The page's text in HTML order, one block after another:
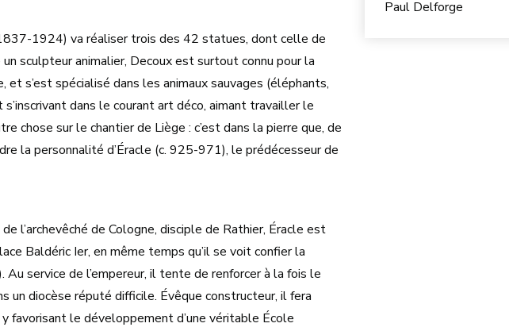
1924) va réaliser trois des 42 statues, dont celle de
sculpteur animalier, Decoux est surtout connu pour la
s’est spécialisé dans les animaux sauvages (éléphants,
dans le courant art déco, aimant travailler le
chose sur le chantier de Liège : c’est dans la pierre que, de
la personnalité d’Éracle (c. 925-971), le prédécesseur de
l’archevêché de Cologne, disciple de Rathier, Éracle est
Baldéric Ier, en même temps qu’il se voit confier la
service de l’empereur, il tente de renforcer à la fois le
diocèse réputé difficile. Évêque constructeur, il fera
favorisant le développement d’une véritable École
Paul Delforge